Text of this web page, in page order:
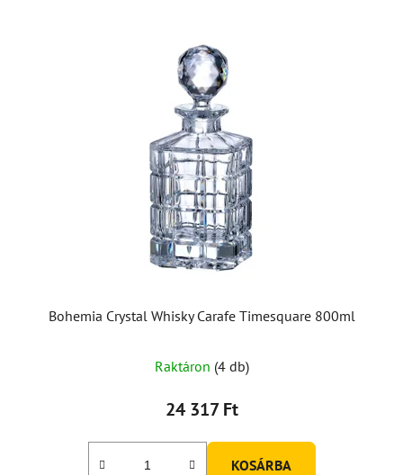
Bohemia Crystal Whisky Carafe Timesquare 800ml
Raktáron (4 db)
24 317 Ft
KOSÁRBA